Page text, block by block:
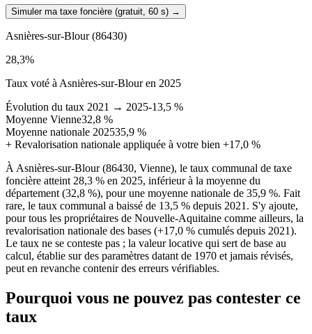
Simuler ma taxe foncière (gratuit, 60 s) →
Asnières-sur-Blour(86430)
28,3%
Taux voté à Asnières-sur-Blour en 2025
Évolution du taux 2021 → 2025-13,5 %
Moyenne Vienne32,8 %
Moyenne nationale 202535,9 %
+ Revalorisation nationale appliquée à votre bien +17,0 %
À Asnières-sur-Blour (86430, Vienne), le taux communal de taxe
foncière atteint 28,3 % en 2025, inférieur à la moyenne du
département (32,8 %), pour une moyenne nationale de 35,9 %. Fait
rare, le taux communal a baissé de 13,5 % depuis 2021. S'y ajoute,
pour tous les propriétaires de Nouvelle-Aquitaine comme ailleurs, la
revalorisation nationale des bases (+17,0 % cumulés depuis 2021).
Le taux ne se conteste pas ; la valeur locative qui sert de base au
calcul, établie sur des paramètres datant de 1970 et jamais révisés,
peut en revanche contenir des erreurs vérifiables.
Pourquoi vous ne pouvez pas contester ce
taux